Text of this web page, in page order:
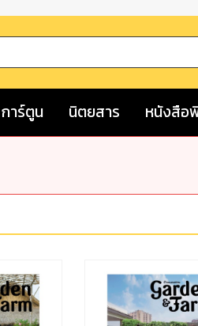
การ์ตูน นิตยสาร หนังสือ